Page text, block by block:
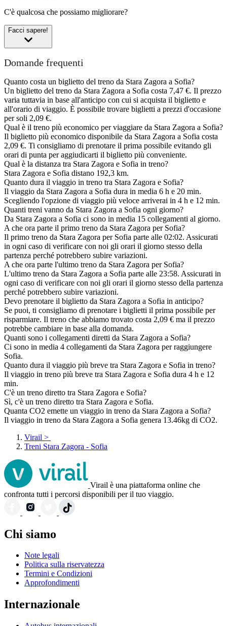
C'è qualcosa che possiamo migliorare?
Facci sapere!
Domande frequenti
Quanto costa un biglietto del treno da Stara Zagora a Sofia?
Un biglietto del treno da Stara Zagora a Sofia costa 7,47 €. Il prezzo
varia tuttavia in base all'anticipo con cui si acquista il biglietto e
all'orario di viaggio. È possibile trovare biglietti a prezzi d'occasione
per soli 2,09 €.
Qual è il treno più economico per viaggiare da Stara Zagora a Sofia?
Il biglietto più economico disponibile da Stara Zagora a Sofia costa
2,09 €. Ti consigliamo di prenotare il prima possibile evitando gli
orari di punta per aggiudicarti il biglietto più conveniente.
Qual è la distanza tra Stara Zagora e Sofia in treno?
Stara Zagora e Sofia distano 192,3 km.
Quanto dura il viaggio in treno tra Stara Zagora e Sofia?
Il viaggio da Stara Zagora a Sofia dura in media 6 h e 20 min.
Scegliendo l'opzione di viaggio più veloce arriverai in 4 h e 12 min.
Quanti treni vanno da Stara Zagora a Sofia ogni giorno?
Da Stara Zagora a Sofia ci sono in media 15 collegamenti al giorno.
A che ora parte il primo treno da Stara Zagora per Sofia?
Il primo treno da Stara Zagora per Sofia parte alle 02:02. Assicurati
in ogni caso di verificare con noi gli orari il giorno stesso della
partenza perché potrebbero subire variazioni.
A che ora parte l'ultimo treno da Stara Zagora per Sofia?
L'ultimo treno da Stara Zagora a Sofia parte alle 23:58. Assicurati in
ogni caso di verificare con noi gli orari il giorno stesso della partenza
perché potrebbero subire variazioni.
Devo prenotare il biglietto da Stara Zagora a Sofia in anticipo?
Se puoi, ti consigliamo di prenotare i biglietti il prima possibile per
risparmiare. Il treno che abbiamo trovato costa 2,09 € ma il prezzo
potrebbe cambiare in base alla domanda.
Quanti sono i collegamenti diretti da Stara Zagora a Sofia?
Ci sono in media 4 collegamenti da Stara Zagora per raggiungere
Sofia.
Quanto dura il viaggio più breve tra Stara Zagora e Sofia in treno?
Il viaggio in treno più breve tra Stara Zagora e Sofia dura 4 h e 12
min.
C'è un treno diretto tra Stara Zagora e Sofia?
Sì, c'è un treno diretto tra Stara Zagora e Sofia.
Quanta CO2 emette un viaggio in treno da Stara Zagora a Sofia?
Il viaggio in treno da Stara Zagora a Sofia genera 13.46kg di CO2.
Virail >
Treni Stara Zagora - Sofia
Virail è una piattaforma online che
confronta tutti i percorsi disponibili per il tuo viaggio.
Chi siamo
Note legali
Politica sulla riservatezza
Termini e Condizioni
Approfondimenti
Internazionale